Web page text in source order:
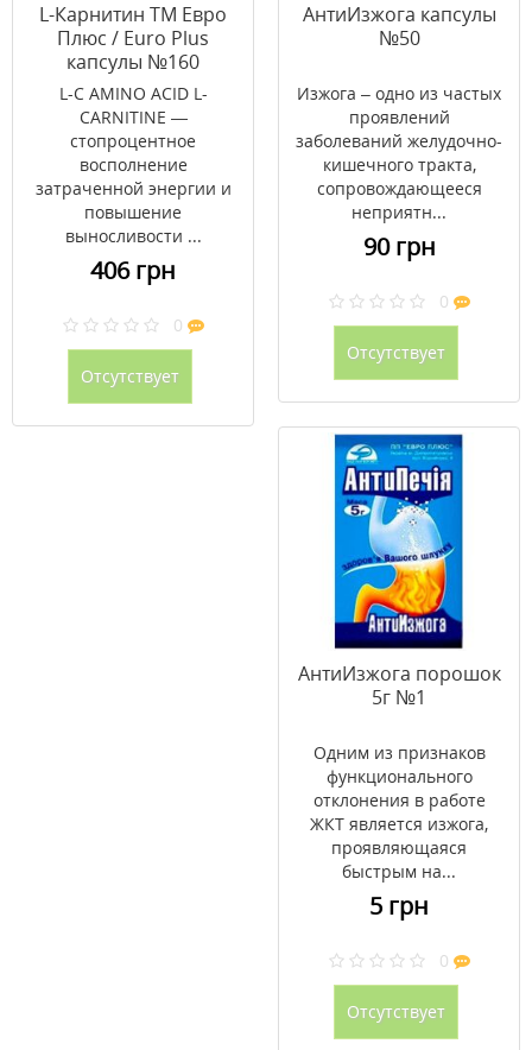
L-Карнитин ТМ Евро
Плюс / Euro Plus
капсулы №160
L-C AMINO ACID L-
CARNITINE —
стопроцентное
восполнение
затраченной энергии и
повышение
выносливости ...
406 грн
0
Отсутствует
АнтиИзжога капсулы
№50
Изжога – одно из частых
проявлений
заболеваний желудочно-
кишечного тракта,
сопровождающееся
неприятн...
90 грн
0
Отсутствует
АнтиИзжога порошок
5г №1
Одним из признаков
функционального
отклонения в работе
ЖКТ является изжога,
проявляющаяся
быстрым на...
5 грн
0
Отсутствует